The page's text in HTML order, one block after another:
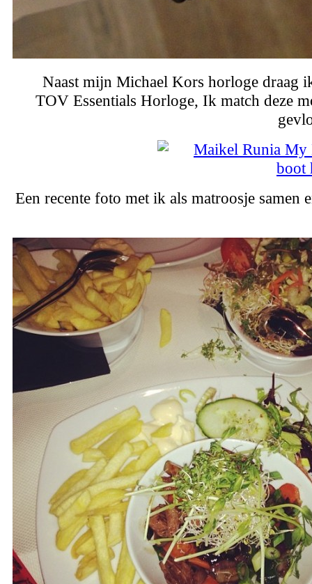
Naast mijn Michael Kors horloge draag
TOV Essentials Horloge, Ik match deze
Een recente foto met ik als matroosje samen